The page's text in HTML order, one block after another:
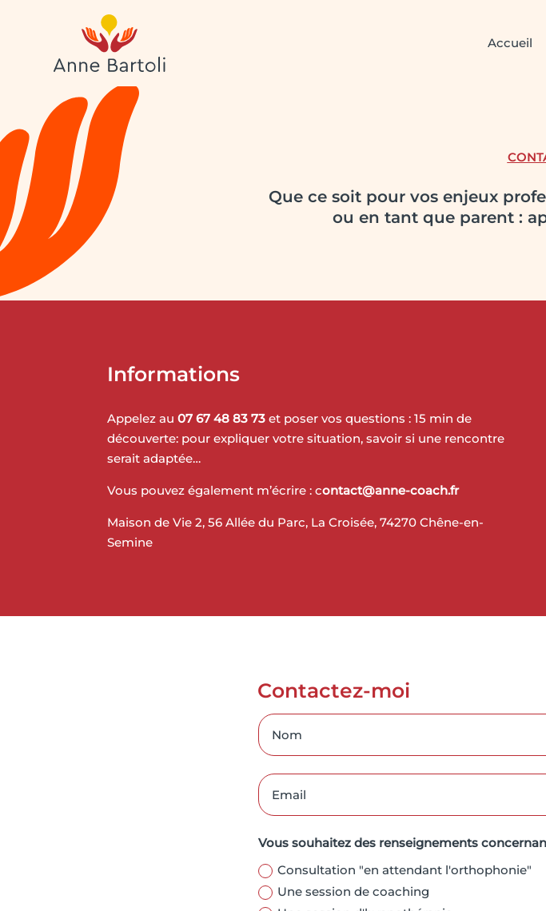
Accueil
Que ce soit pour vos enjeux
ou en tant que parent :
Informations
Appelez au07 67 48 83 73 et poser vos questions : 15 min de
découverte: pour expliquer votre situation, savoir si une rencontre
serait adaptée…
Vous pouvez également m’écrire : contact@anne-coach.fr
Maison de Vie 2, 56 Allée du Parc, La Croisée, 74270 Chêne-en-
Semine
Contactez-moi
Vous souhaitez des renseignements
Consultation "en attendant l'orthophonie"
Une session de coaching